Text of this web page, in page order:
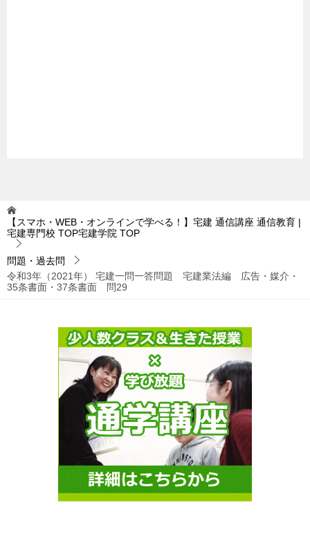
【スマホ・WEB・オンラインで学べる！】宅建 通信講座 通信教育 |
宅建専門校 TOP宅建学院 TOP
問題・過去問
令和3年（2021年） 宅建一問一答問題 宅建業法編 広告・媒介・
35条書面・37条書面 問29